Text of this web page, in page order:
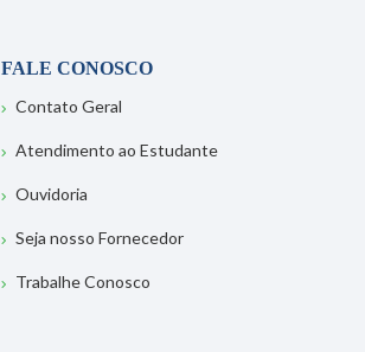
FALE CONOSCO
Contato Geral
Atendimento ao Estudante
Ouvidoria
Seja nosso Fornecedor
Trabalhe Conosco